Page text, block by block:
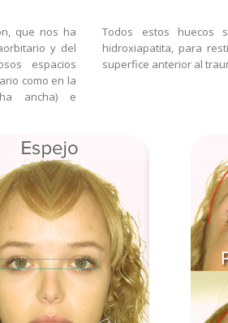
que nos ha
y del
espacios
como en la
ancha) e
Todos estos huecos
hidroxiapatita, para
superfice anterior al